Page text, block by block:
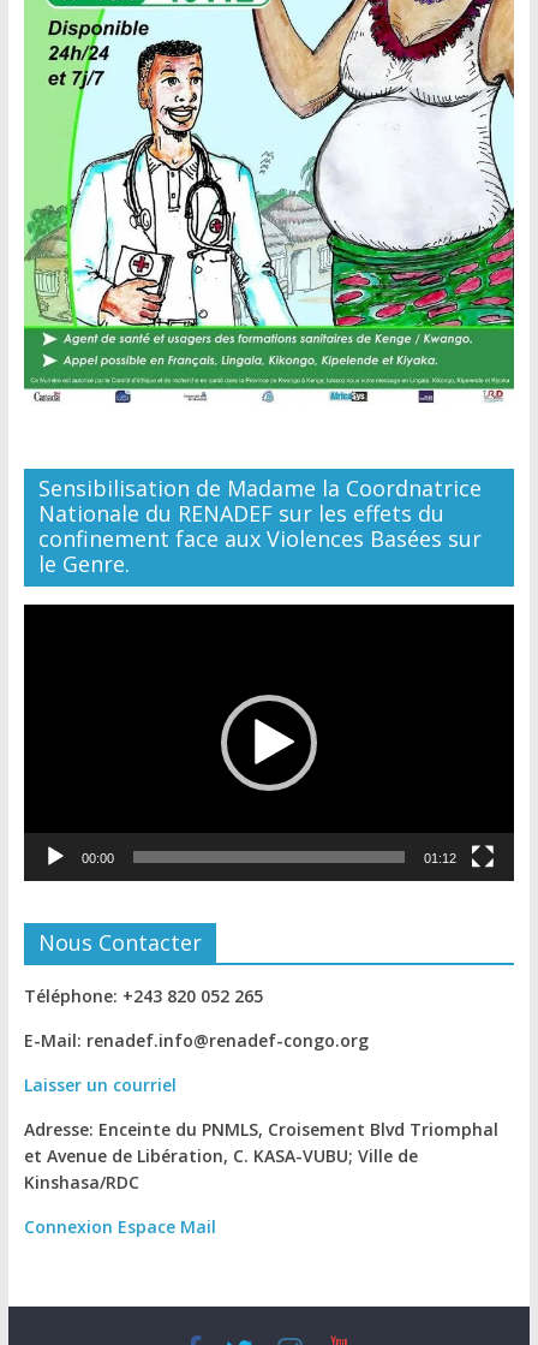
Sensibilisation de Madame la Coordnatrice
Nationale du RENADEF sur les effets du
confinement face aux Violences Basées sur
le Genre.
00:00 01:12
Nous Contacter
Téléphone: +243 820 052 265
E-Mail: renadef.info@renadef-congo.org
Laisser un courriel
Adresse: Enceinte du PNMLS, Croisement Blvd Triomphal
et Avenue de Libération, C. KASA-VUBU; Ville de
Kinshasa/RDC
Connexion Espace Mail